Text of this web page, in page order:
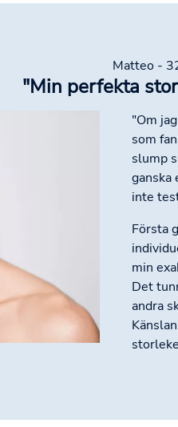
Matteo -
"Min perfekta
"Om
som
slump
ganska
inte
Första
min
Det
andra